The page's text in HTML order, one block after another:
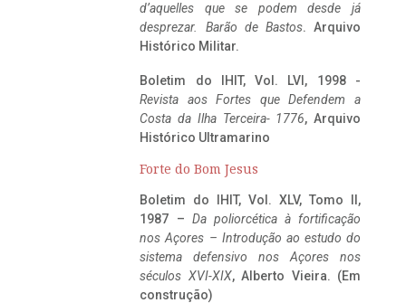
d’aquelles que se podem desde já
desprezar. Barão de Bastos. Arquivo
Histórico Militar.
Boletim do IHIT, Vol. LVI, 1998 -
Revista aos Fortes que Defendem a
Costa da Ilha Terceira- 1776, Arquivo
Histórico Ultramarino
Forte do Bom Jesus
Boletim do IHIT, Vol. XLV, Tomo II,
1987 – Da poliorcética à fortificação
nos Açores – Introdução ao estudo do
sistema defensivo nos Açores nos
séculos XVI-XIX, Alberto Vieira. (Em
construção)